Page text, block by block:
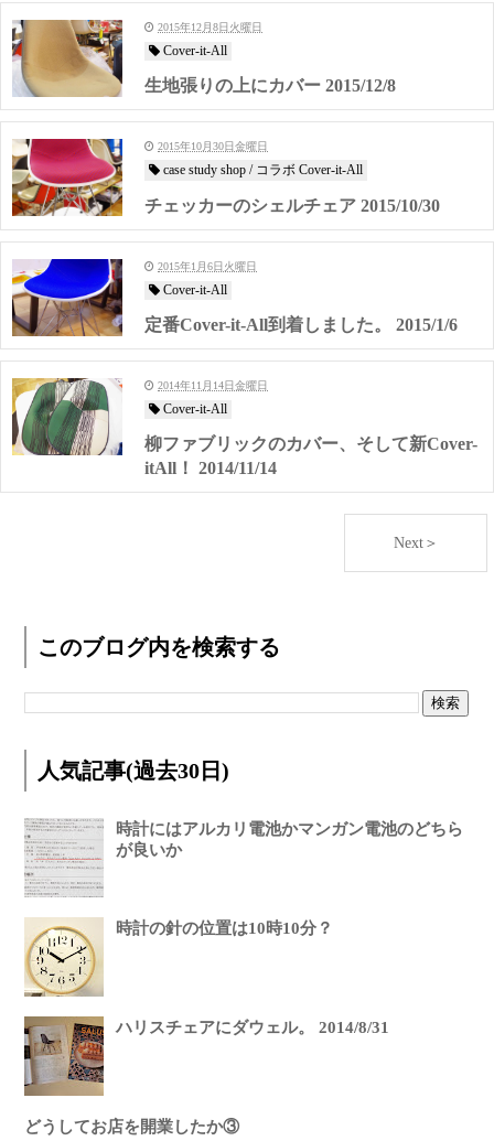
2015年12月8日火曜日
Cover-it-All
生地張りの上にカバー 2015/12/8
2015年10月30日金曜日
case study shop / コラボ Cover-it-All
チェッカーのシェルチェア 2015/10/30
2015年1月6日火曜日
Cover-it-All
定番Cover-it-All到着しました。 2015/1/6
2014年11月14日金曜日
Cover-it-All
柳ファブリックのカバー、そして新Cover-
itAll！ 2014/11/14
Next＞
このブログ内を検索する
人気記事(過去30日)
時計にはアルカリ電池かマンガン電池のどちら
が良いか
時計の針の位置は10時10分？
ハリスチェアにダウェル。 2014/8/31
どうしてお店を開業したか③